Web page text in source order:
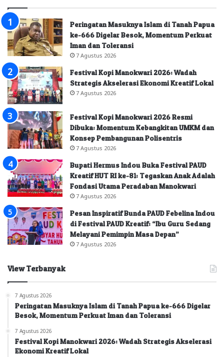
Peringatan Masuknya Islam di Tanah Papua
ke-666 Digelar Besok, Momentum Perkuat
Iman dan Toleransi
7 Agustus 2026
Festival Kopi Manokwari 2026: Wadah
Strategis Akselerasi Ekonomi Kreatif Lokal
7 Agustus 2026
Festival Kopi Manokwari 2026 Resmi
Dibuka: Momentum Kebangkitan UMKM dan
Konsep Pembangunan Polisentris
7 Agustus 2026
Bupati Hermus Indou Buka Festival PAUD
Kreatif HUT RI ke-81: Tegaskan Anak Adalah
Fondasi Utama Peradaban Manokwari
7 Agustus 2026
Pesan Inspiratif Bunda PAUD Febelina Indou
di Festival PAUD Kreatif: “Ibu Guru Sedang
Melayani Pemimpin Masa Depan”
7 Agustus 2026
View Terbanyak
7 Agustus 2026
Peringatan Masuknya Islam di Tanah Papua ke-666 Digelar
Besok, Momentum Perkuat Iman dan Toleransi
7 Agustus 2026
Festival Kopi Manokwari 2026: Wadah Strategis Akselerasi
Ekonomi Kreatif Lokal